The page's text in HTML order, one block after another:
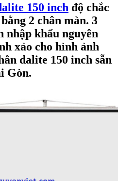
150 inch độ chắc
2 chân màn. 3
nhập khẩu nguyên
xảo cho hình ảnh
dalite 150 inch sẵn
Gòn.